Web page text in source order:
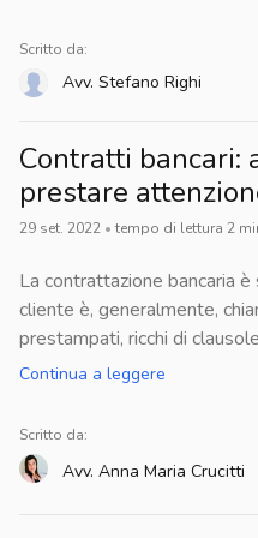
Scritto da:
Avv. Stefano Righi
Contratti bancari:
prestare
29 set. 2022 • tempo di lettura 2
La contrattazione bancaria
cliente è, generalmente,
prestampati, ricchi di
immediata comprensione.
convinzione di non avere
a tale problema: conoscere i
quale sia quello rivelatore
Continua a leggere
Scritto da:
Avv. Anna Maria Crucitti